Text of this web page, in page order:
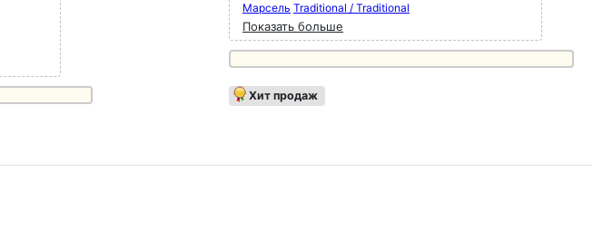
Марсель Traditional / Traditional
Показать больше
Хит продаж